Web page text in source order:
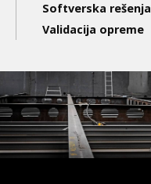
Softverska rešenja
Validacija opreme